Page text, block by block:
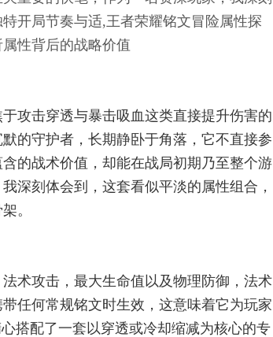
开局节奏与适,王者荣耀铭文冒险属性探
性背后的战略价值
攻击穿透与暴击吸血这类直接提升伤害的
的守护者，长期静卧于角落，它不直接参
的战术价值，却能在战局初期乃至整个游
深刻体会到，这套看似平淡的属性组合，
。
术攻击，最大生命值以及物理防御，法术
任何常规铭文时生效，这意味着它为玩家
搭配了一套以穿透或冷却缩减为核心的专